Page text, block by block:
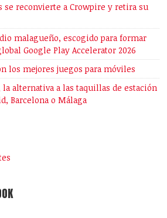
se reconvierte a Crowpire y retira su
malagueño, escogido para formar
Google Play Accelerator 2026
los mejores juegos para móviles
la alternativa a las taquillas de estación
Barcelona o Málaga